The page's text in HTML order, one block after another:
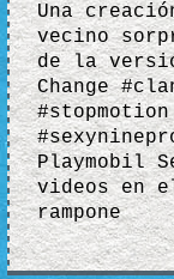
Una
vecino
de la
Change
#stopmotion
Playmobil
videos en
rampone